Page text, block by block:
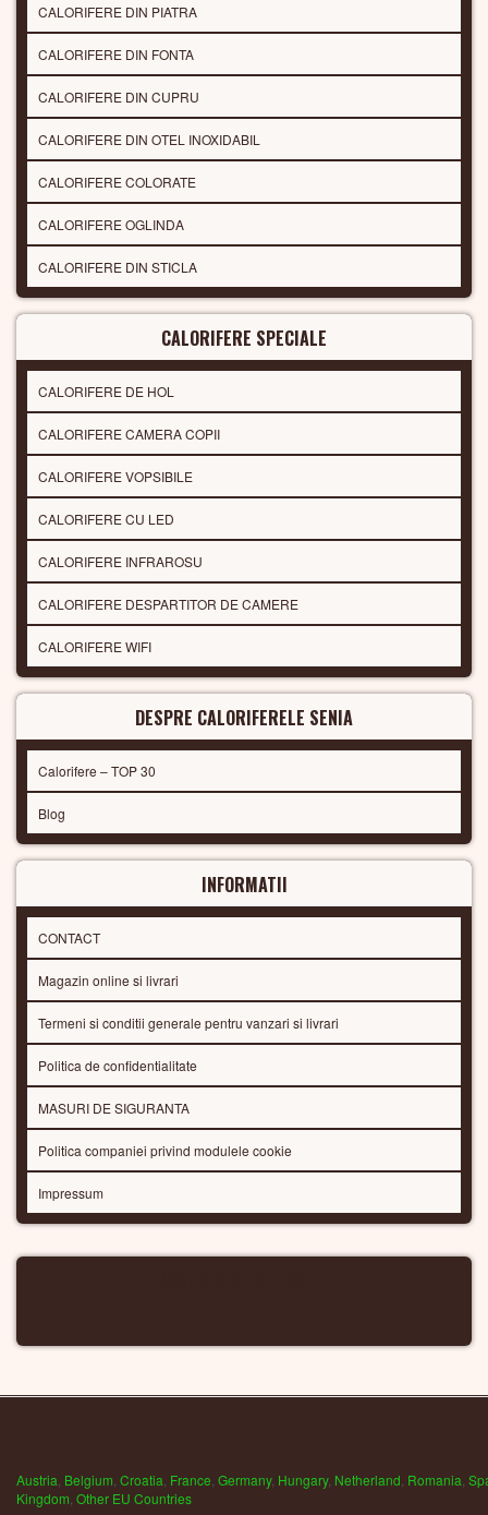
CALORIFERE DIN PIATRA
CALORIFERE DIN FONTA
CALORIFERE DIN CUPRU
CALORIFERE DIN OTEL INOXIDABIL
CALORIFERE COLORATE
CALORIFERE OGLINDA
CALORIFERE DIN STICLA
CALORIFERE SPECIALE
CALORIFERE DE HOL
CALORIFERE CAMERA COPII
CALORIFERE VOPSIBILE
CALORIFERE CU LED
CALORIFERE INFRAROSU
CALORIFERE DESPARTITOR DE CAMERE
CALORIFERE WIFI
DESPRE CALORIFERELE SENIA
Calorifere – TOP 30
Blog
INFORMATII
CONTACT
Magazin online si livrari
Termeni si conditii generale pentru vanzari si livrari
Politica de confidentialitate
MASURI DE SIGURANTA
Politica companiei privind modulele cookie
Impressum
Austria Belgium Croatia France Germany, Hungary, Netherland Romania
Kingdom Other EU Countries